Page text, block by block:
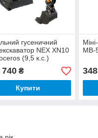
гусеничний
NEX XN10
(9,5 к.с.)
740₴
Купити
MB-